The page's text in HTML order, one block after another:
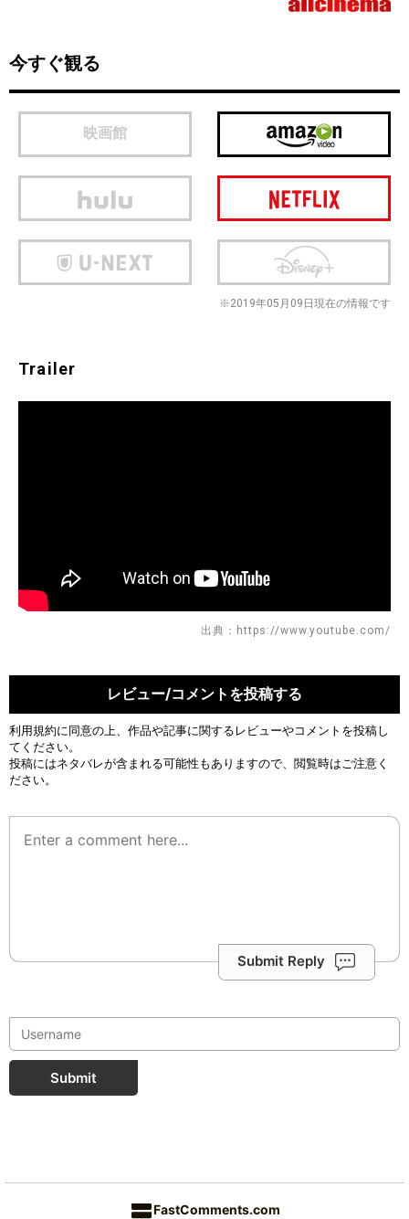
今すぐ観る
映画館
※2019年05月09日現在の情報です
Trailer
出典：https://www.youtube.com/
レビュー/コメントを投稿する
利用規約に同意の上、作品や記事に関するレビューやコメントを投稿し
てください。
投稿にはネタバレが含まれる可能性もありますので、閲覧時はご注意く
ださい。
Submit Reply
Submit
FastComments.com